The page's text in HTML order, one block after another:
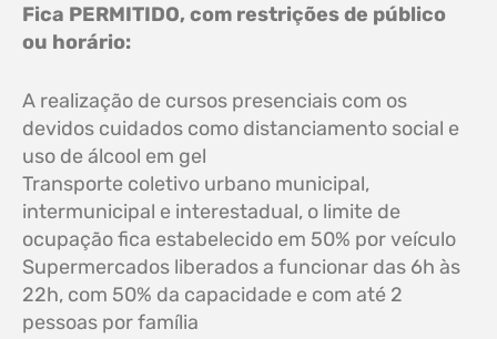
Fica PERMITIDO, com restrições de público
ou horário:
A realização de cursos presenciais com os
devidos cuidados como distanciamento social e
uso de álcool em gel
Transporte coletivo urbano municipal,
intermunicipal e interestadual, o limite de
ocupação fica estabelecido em 50% por veículo
Supermercados liberados a funcionar das 6h às
22h, com 50% da capacidade e com até 2
pessoas por família